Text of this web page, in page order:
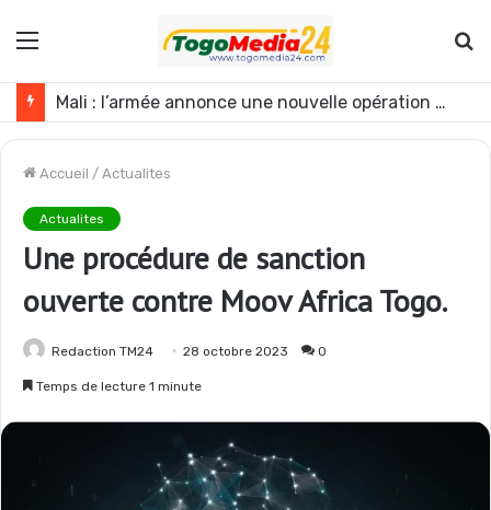
Menu
Mali : l’armée annonce une nouvelle opération contre les GAT près de Dagabory
Accueil / Actualites
Actualites
Une procédure de sanction
ouverte contre Moov Africa Togo.
Redaction TM24 28 octobre 2023 0
Temps de lecture 1 minute